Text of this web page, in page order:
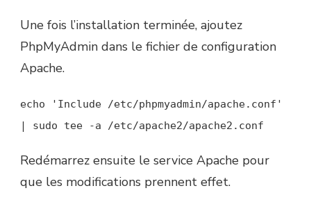
Une fois l’installation terminée, ajoutez
PhpMyAdmin dans le fichier de configuration
Apache.
echo 'Include /etc/phpmyadmin/apache.conf'
| sudo tee -a /etc/apache2/apache2.conf
Redémarrez ensuite le service Apache pour
que les modifications prennent effet.